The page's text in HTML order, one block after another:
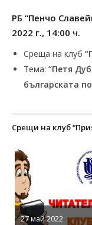
РБ “Пенчо
2022 г., 14:00 ч.
Среща на клуб
Тема: “Петя
българската
Срещи на клуб
27 май 2022